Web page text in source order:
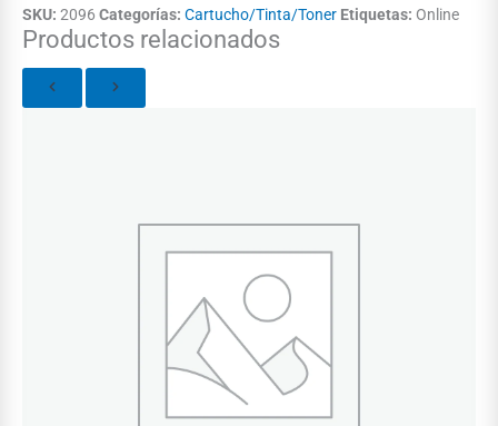
SKU: 2096 Categorías: Cartucho/Tinta/Toner Etiquetas: Online
Productos relacionados